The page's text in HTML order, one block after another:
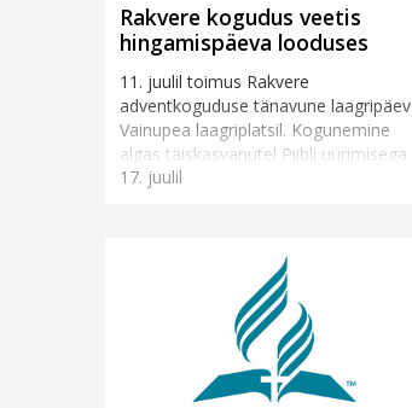
Rakvere kogudus veetis
hingamispäeva looduses
11. juulil toimus Rakvere
adventkoguduse tänavune laagripäev
Vainupea laagriplatsil. Kogunemine
algas täiskasvanutel Piibli uurimisega
pastor Toivo Kaasiku juhtimisel,
17. juulil